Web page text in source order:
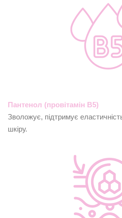
Пантенол (провітамін B5)
Зволожує, підтримує
шкіру.